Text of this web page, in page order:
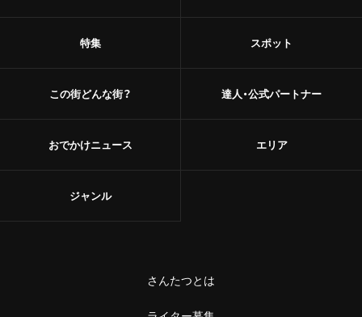
特集
この街どんな街？
おでかけニュース
スポット
達人・公式パートナー
エリア
ジャンル
さんたつとは